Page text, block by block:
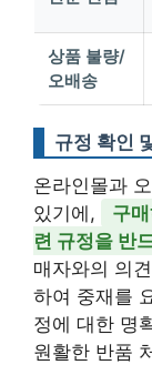
상품 불량/
오배송
규정 확인
온라인몰과
있기에,
구
련 규정을 반
매자와의 의
하여 중재를
정에 대한 명
원활한 반품